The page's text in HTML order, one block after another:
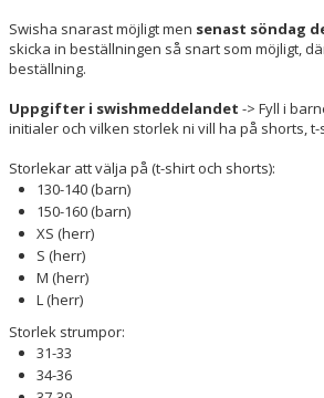
Swisha snarast möjligt men senast söndag
skicka in beställningen så snart som möjligt,
beställning.
Uppgifter i swishmeddelandet -> Fyll i
initialer och vilken storlek ni vill ha på shorts,
Storlekar att välja på (t-shirt och shorts):
130-140 (barn)
150-160 (barn)
XS (herr)
S (herr)
M (herr)
L (herr)
Storlek strumpor:
31-33
34-36